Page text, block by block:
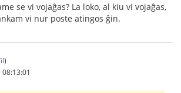
se vi vojaĝas? La loko, al kiu vi vojaĝas,
vi nur poste atingos ĝin.
)